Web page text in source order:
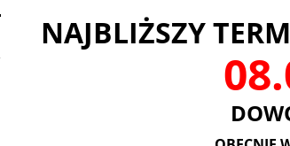
NAJBLIŻSZY